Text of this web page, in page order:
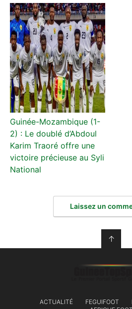
Guinée-Mozambique (1-
2) : Le doublé d’Abdoul
Karim Traoré offre une
victoire précieuse au Syli
National
Laissez un
↑
ACTUALITÉ FEGUIFOOT